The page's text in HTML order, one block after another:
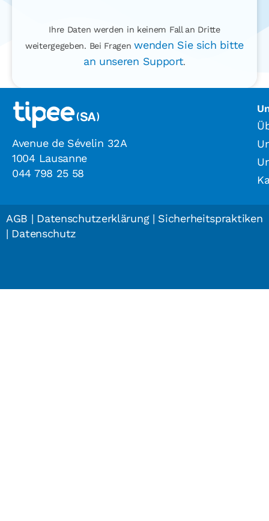
Ihre Daten werden in keinem Fall an Dritte
weitergegeben. Bei Fragenwenden Sie sich bitte
an unseren Support.
Avenue de Sévelin 32A
1004 Lausanne
044 798 25 58
AGB | Datenschutzerklärung| Sicherheitspraktiken
| Datenschutz